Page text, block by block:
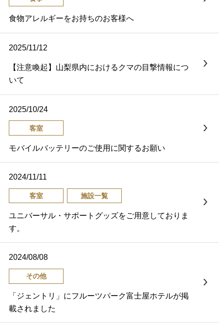
食物アレルギーをお持ちのお客様へ
2025/11/12
【注意喚起】山梨県内におけるクマの目撃情報につ
いて
2025/10/24
客室
モバイルバッテリーのご使用に関するお願い
2024/11/11
客室 施設一覧
ユニバーサル・サポートグッズをご用意しておりま
す。
2024/08/08
その他
「ジェントリ」にフルーツパーク富士屋ホテルが掲
載されました